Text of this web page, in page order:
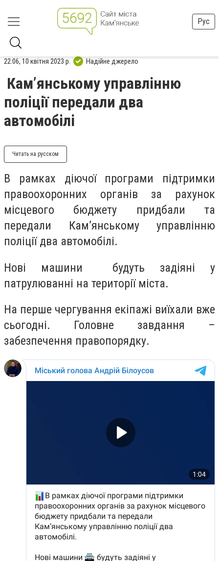
Рус
22:06, 10 квітня 2023 р. Надійне джерело
Кам’янському управлінню
поліції передали два
автомобілі
Читать на русском
В рамках діючої програми підтримки
правоохоронних органів за рахунок
місцевого бюджету придбали та
передали Кам’янському управлінню
поліції два автомобілі.
Нові машини
будуть задіяні у
патрулюванні на території міста.
На перше чергування екіпажі виїхали вже
сьогодні. Головне завдання –
забезпечення правопорядку.